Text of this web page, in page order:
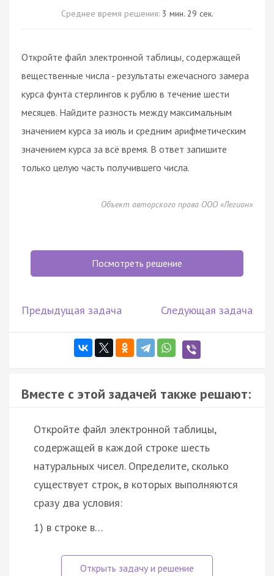
Среднее время решения: 3 мин. 29 сек.
Откройте файл электронной таблицы, содержащей
вещественные числа - результаты ежечасного замера
курса фунта стерлингов к рублю в течение шести
месяцев. Найдите разность между максимальным
значением курса за июль и средним арифметическим
значением курса за всё время. В ответ запишите
только целую часть получившего числа.
Объект авторского права ООО «Легион»
Посмотреть решение
Предыдущая задача Следующая задача
Вместе с этой задачей также решают:
Откройте файл электронной таблицы,
содержащей в каждой строке шесть
натуральных чисел. Определите, сколько
существует строк, в которых выполняются
сразу два условия:
1) в строке в…